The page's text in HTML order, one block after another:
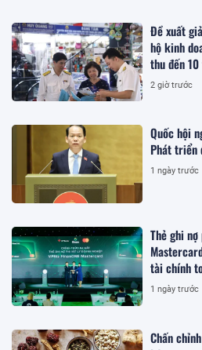
Đề xuất
hộ kinh
thu đến
2 giờ trước
Quốc hội
Phát triển
1 ngày trước
Thẻ ghi
tài chính
1 ngày trước
Chấn